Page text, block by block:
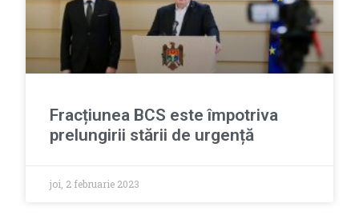
Fracțiunea BCS este împotriva
prelungirii stării de urgență
joi, 2 februarie 2023